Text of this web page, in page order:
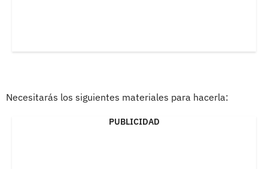
Necesitarás los siguientes materiales para hacerla:
PUBLICIDAD